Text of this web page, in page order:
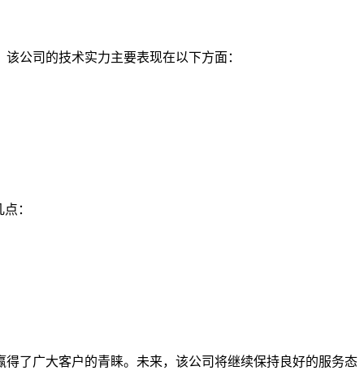
公司的技术实力主要表现在以下方面：
：
了广大客户的青睐。未来，该公司将继续保持良好的服务态